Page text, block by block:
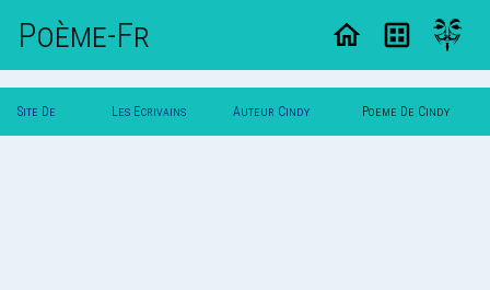
Poème-Fr
Site De Les Ecrivains Auteur Cindy Poeme De Cindy